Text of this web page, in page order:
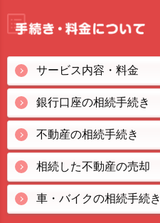
サービス内容・料金
銀行口座の相続手続き
不動産の相続手続き
相続した不動産の売却
車・バイクの相続手続き